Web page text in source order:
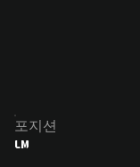
포지션
LM